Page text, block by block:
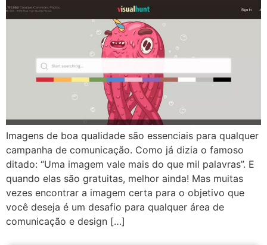
Imagens de boa qualidade são essenciais para qualquer
campanha de comunicação. Como já dizia o famoso
ditado: “Uma imagem vale mais do que mil palavras”. E
quando elas são gratuitas, melhor ainda! Mas muitas
vezes encontrar a imagem certa para o objetivo que
você deseja é um desafio para qualquer área de
comunicação e design […]